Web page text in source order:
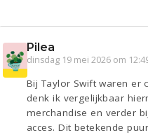
Pilea
dinsdag 19 mei 2026 om
Bij Taylor Swift waren er
denk ik vergelijkbaar
merchandise en verder
acces. Dit betekende